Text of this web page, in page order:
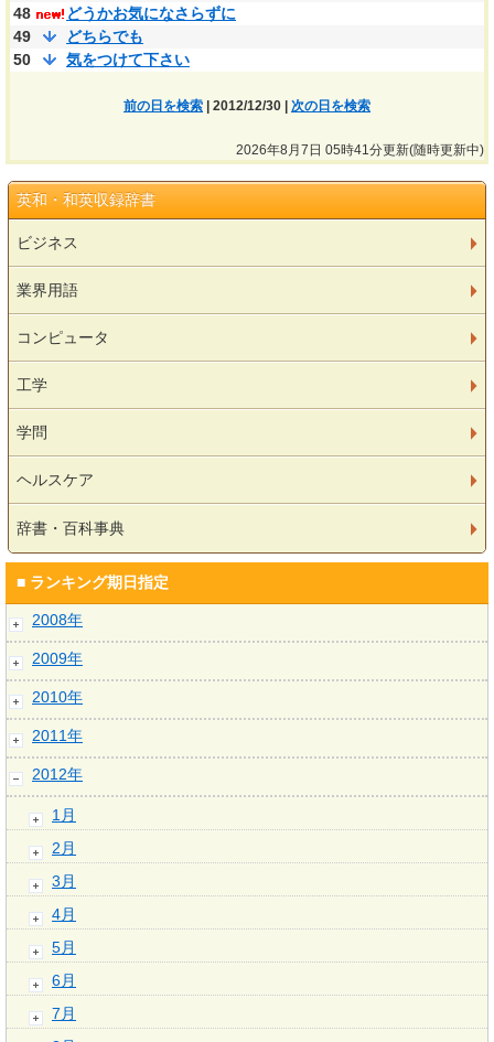
48
どうかお気になさらずに
49
どちらでも
50
気をつけて下さい
前の日を検索 | 2012/12/30 | 次の日を検索
2026年8月7日 05時41分更新(随時更新中)
英和・和英収録辞書
ビジネス
業界用語
コンピュータ
工学
学問
ヘルスケア
辞書・百科事典
■ ランキング期日指定
2008年
2009年
2010年
2011年
2012年
1月
2月
3月
4月
5月
6月
7月